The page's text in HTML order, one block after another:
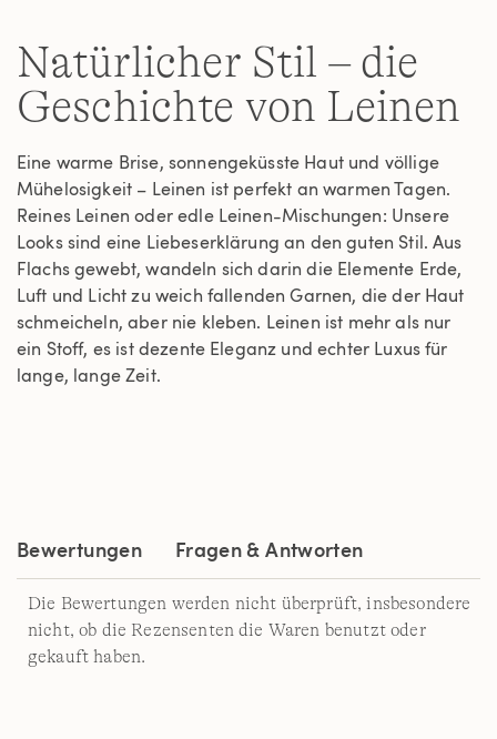
Natürlicher Stil – die
Geschichte von Leinen
Eine warme Brise, sonnengeküsste Haut und völlige
Mühelosigkeit – Leinen ist perfekt an warmen Tagen.
Reines Leinen oder edle Leinen-Mischungen: Unsere
Looks sind eine Liebeserklärung an den guten Stil. Aus
Flachs gewebt, wandeln sich darin die Elemente Erde,
Luft und Licht zu weich fallenden Garnen, die der Haut
schmeicheln, aber nie kleben. Leinen ist mehr als nur
ein Stoff, es ist dezente Eleganz und echter Luxus für
lange, lange Zeit.
Bewertungen Fragen & Antworten
Die Bewertungen werden nicht überprüft, insbesondere
nicht, ob die Rezensenten die Waren benutzt oder
gekauft haben.